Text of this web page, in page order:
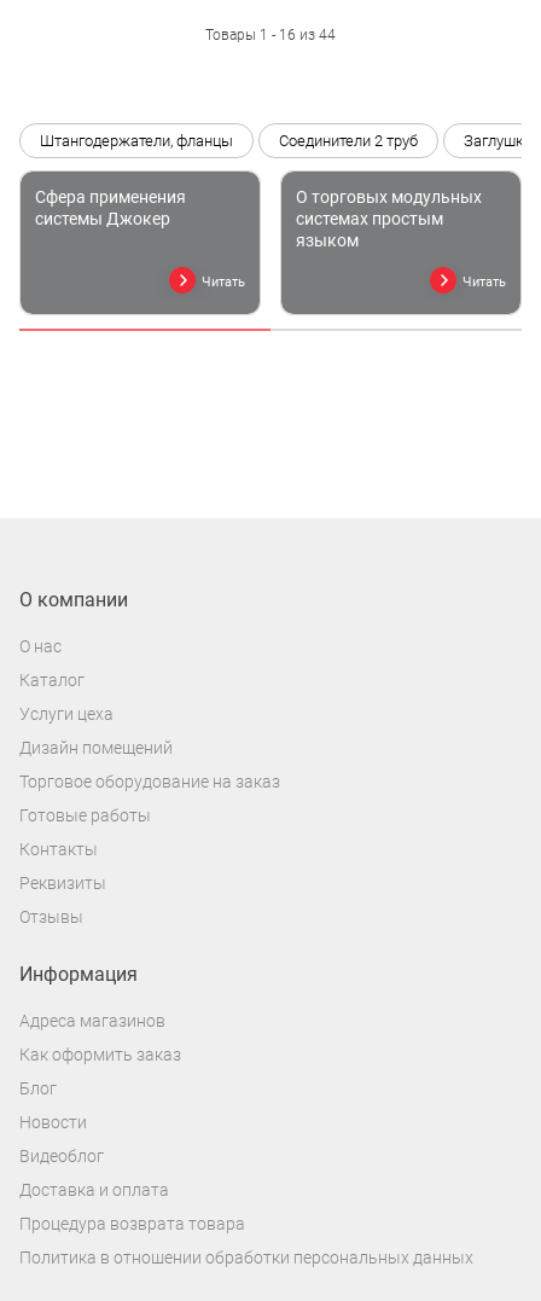
Товары 1 - 16 из 44
Штангодержатели, фланцы Соединители 2 труб Заглушки
Сфера применения
системы Джокер
Читать
О торговых модульных
системах простым
языком
Читать
О компании
О нас
Каталог
Услуги цеха
Дизайн помещений
Торговое оборудование на заказ
Готовые работы
Контакты
Реквизиты
Отзывы
Информация
Адреса магазинов
Как оформить заказ
Блог
Новости
Видеоблог
Доставка и оплата
Процедура возврата товара
Политика в отношении обработки персональных данных